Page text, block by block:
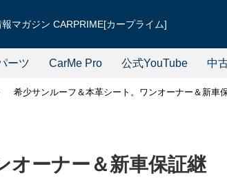
マガジン CARPRIME[カープライム]
ーツ CarMe Pro 公式YouTube 中
希少サンルーフ＆本革シート。ワンオーナー＆新車
オーナー＆新車保証継